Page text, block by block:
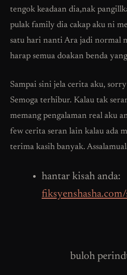
tengok keadaan dia,nak
pulak family dia cakap aku ni
satu hari nanti Ara jadi normal
harap semua doakan benda
Sampai sini jela cerita aku,
Semoga terhibur. Kalau tak
memang pengalaman real aku
few cerita seran lain kalau ada
terima kasih banyak.
hantar kisah anda:
buloh